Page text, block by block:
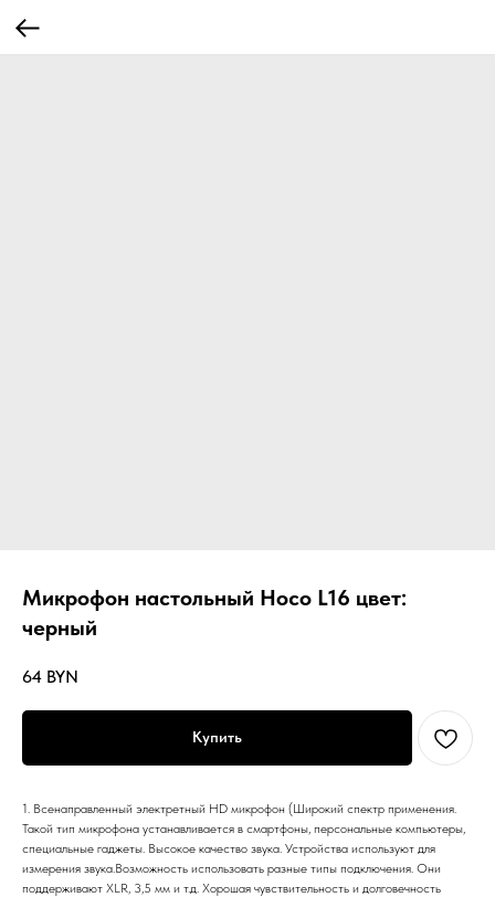
Микрофон настольный Hoco L16 цвет:
черный
64 BYN
Купить
1. Всенаправленный электретный HD микрофон (Широкий спектр применения.
Такой тип микрофона устанавливается в смартфоны, персональные компьютеры,
специальные гаджеты. Высокое качество звука. Устройства используют для
измерения звука.Возможность использовать разные типы подключения. Они
поддерживают XLR, 3,5 мм и т.д. Хорошая чувствительность и долговечность